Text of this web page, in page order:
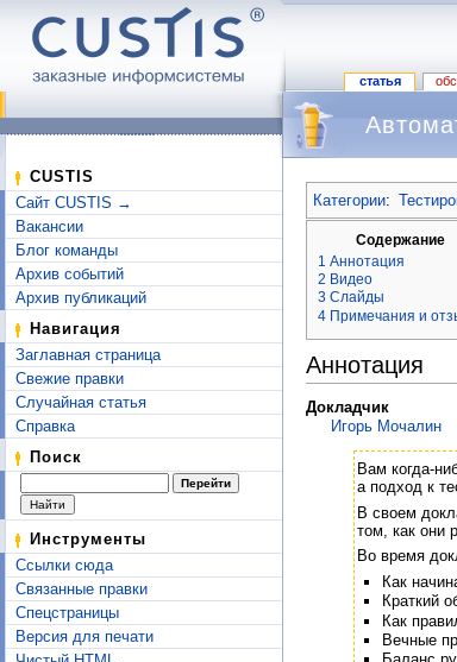
статья
CUSTIS
Сайт CUSTIS →
Вакансии
Блог команды
Архив событий
Архив публикаций
Навигация
Заглавная страница
Свежие правки
Случайная статья
Справка
Поиск
Инструменты
Ссылки сюда
Связанные правки
Спецстраницы
Версия для печати
Категории:
Содержание
1 Аннотация
2 Видео
3 Слайды
4 Примечания и
Аннотация
Докладчик
Игорь Мочалин
Вам когда-
а подход к
В своем
том, как они
Во время
Как
Краткий
Как
Вечные